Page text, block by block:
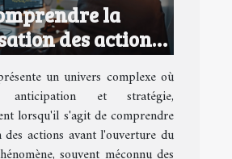
la
des actions
l'ouverture du
pour des
avisés
un univers complexe où
et stratégie,
lorsqu'il s'agit de comprendre
actions avant l'ouverture du